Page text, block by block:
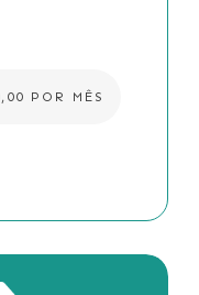
POR MÊS